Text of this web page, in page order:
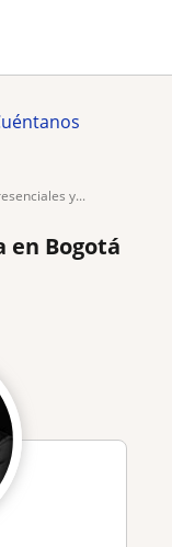
y...
en Bogotá